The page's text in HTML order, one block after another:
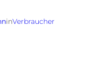
inVerbraucher